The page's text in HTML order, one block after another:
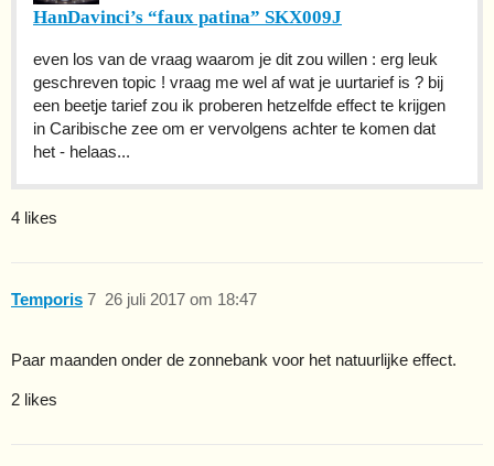
HanDavinci’s “faux patina” SKX009J
even los van de vraag waarom je dit zou willen : erg leuk
geschreven topic ! vraag me wel af wat je uurtarief is ? bij
een beetje tarief zou ik proberen hetzelfde effect te krijgen
in Caribische zee om er vervolgens achter te komen dat
het - helaas...
4 likes
Temporis 26 juli 2017 om 18:47
7
Paar maanden onder de zonnebank voor het natuurlijke effect.
2 likes